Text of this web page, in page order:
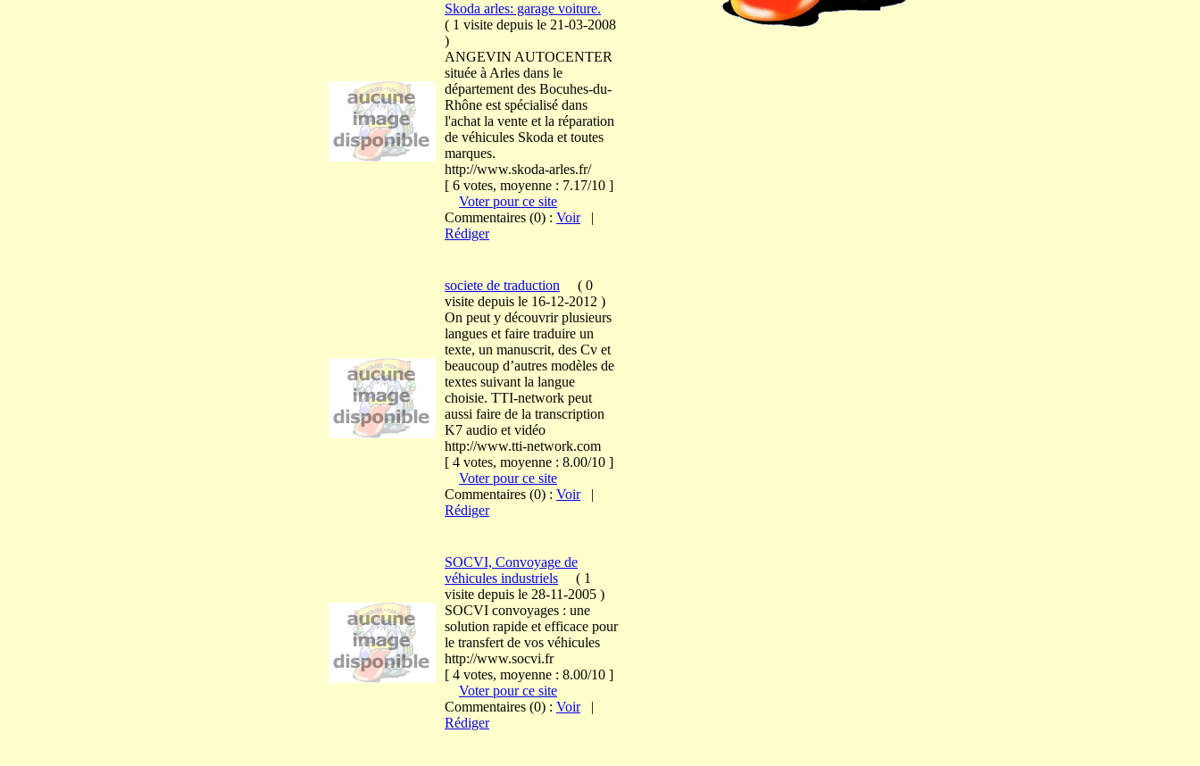
Skoda arles: garage voiture.
( 1 visite depuis le 21-03-2008
)
ANGEVIN AUTOCENTER
située à Arles dans le
département des Bocuhes-du-
Rhône est spécialisé dans
l'achat la vente et la réparation
de véhicules Skoda et toutes
marques.
http://www.skoda-arles.fr/
[ 6 votes, moyenne : 7.17/10 ]
Voter pour ce site
Commentaires (0) : Voir|
Rédiger
societe de traduction ( 0
visite depuis le 16-12-2012 )
On peut y découvrir plusieurs
langues et faire traduire un
texte, un manuscrit, des Cv et
beaucoup d’autres modèles de
textes suivant la langue
choisie. TTI-network peut
aussi faire de la transcription
K7 audio et vidéo
http://www.tti-network.com
[ 4 votes, moyenne : 8.00/10 ]
Voter pour ce site
Commentaires (0) : Voir|
Rédiger
SOCVI, Convoyage de
véhicules industriels ( 1
visite depuis le 28-11-2005 )
SOCVI convoyages : une
solution rapide et efficace pour
le transfert de vos véhicules
http://www.socvi.fr
[ 4 votes, moyenne : 8.00/10 ]
Voter pour ce site
Commentaires (0) : Voir|
Rédiger